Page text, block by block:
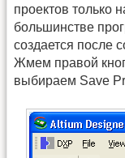
проектов только
большинстве
создается после
Жмем правой
выбираем Save